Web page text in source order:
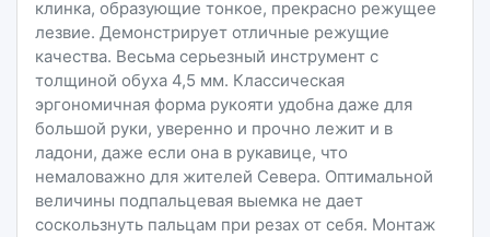
клинка, образующие тонкое, прекрасно режущее
лезвие. Демонстрирует отличные режущие
качества. Весьма серьезный инструмент с
толщиной обуха 4,5 мм. Классическая
эргономичная форма рукояти удобна даже для
большой руки, уверенно и прочно лежит и в
ладони, даже если она в рукавице, что
немаловажно для жителей Севера. Оптимальной
величины подпальцевая выемка не дает
соскользнуть пальцам при резах от себя. Монтаж